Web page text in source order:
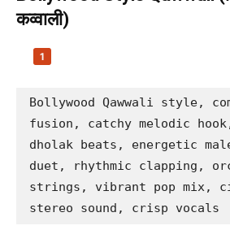
कव्वाली)
Bollywood Qawwali style,
fusion, catchy melodic
dholak beats, energetic
duet, rhythmic clapping,
strings, vibrant pop mix,
stereo sound, crisp vocals